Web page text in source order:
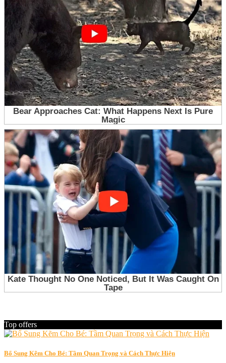
Top offers
Bổ Sung Kẽm Cho Bé: Tầm Quan Trọng và Cách Thực Hiện